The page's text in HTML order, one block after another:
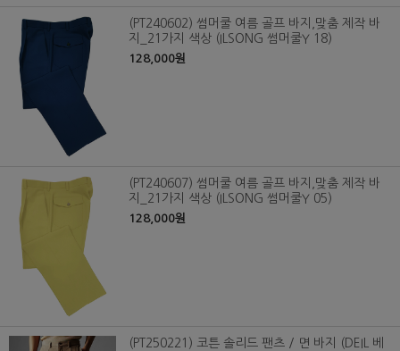
(PT240602) 썸머쿨 여름 골프 바지,맞춤 제작 바
지_21가지 색상 (ILSONG 썸머쿨Y 18)
128,000원
(PT240607) 썸머쿨 여름 골프 바지,맞춤 제작 바
지_21가지 색상 (ILSONG 썸머쿨Y 05)
128,000원
(PT250221) 코튼 솔리드 팬츠 / 면 바지 (DEIL 베